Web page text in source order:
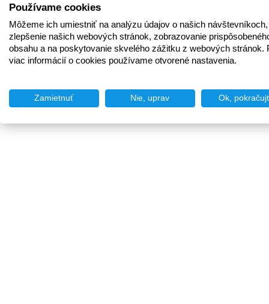
Používame cookies
Môžeme ich umiestniť na analýzu údajov o našich
zlepšenie našich webových stránok, zobrazovanie
obsahu a na poskytovanie skvelého zážitku z webových stránok.
viac informácií o cookies používame otvorené nastavenia.
Zamietnuť Nie, uprav Ok,